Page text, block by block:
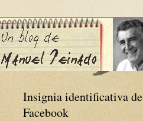
Insignia identificativa de
Facebook